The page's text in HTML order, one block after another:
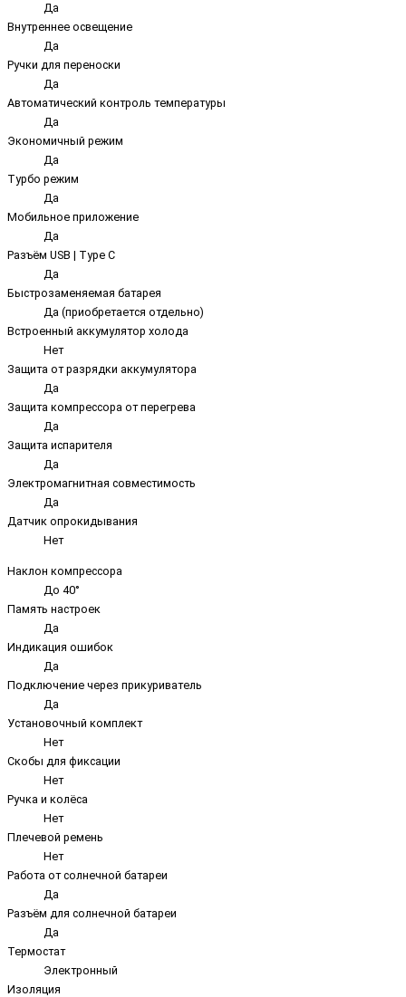
Да
Внутреннее освещение
Да
Ручки для переноски
Да
Автоматический контроль температуры
Да
Экономичный режим
Да
Турбо режим
Да
Мобильное приложение
Да
Разъём USB | Type C
Да
Быстрозаменяемая батарея
Да (приобретается отдельно)
Встроенный аккумулятор холода
Нет
Защита от разрядки аккумулятора
Да
Защита компрессора от перегрева
Да
Защита испарителя
Да
Электромагнитная совместимость
Да
Датчик опрокидывания
Нет
Наклон компрессора
До 40°
Память настроек
Да
Индикация ошибок
Да
Подключение через прикуриватель
Да
Установочный комплект
Нет
Скобы для фиксации
Нет
Ручка и колёса
Нет
Плечевой ремень
Нет
Работа от солнечной батареи
Да
Разъём для солнечной батареи
Да
Термостат
Электронный
Изоляция